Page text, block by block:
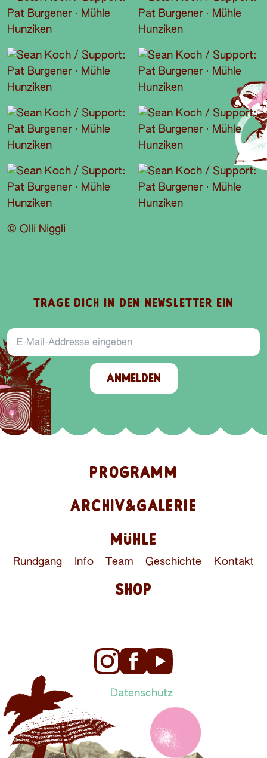
© Olli Niggli
TRAGE DICH IN DEN NEWSLETTER EIN
E-Mail-Addresse
ANMELDEN
PROGRAMM
ARCHIV&GALERIE
MÜHLE
Rundgang Info Team Geschichte Kontakt
SHOP
Datenschutz